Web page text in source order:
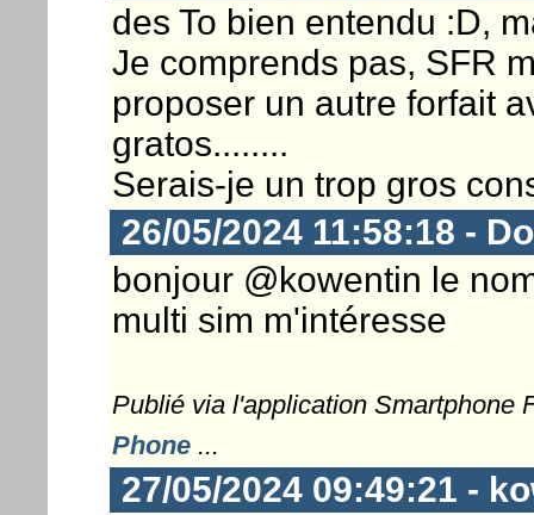
des To bien entendu :D,
Je comprends pas, SFR
proposer un autre forfait
gratos........
Serais-je un trop gros
26/05/2024 11:58:18 -
bonjour @kowentin le
multi sim m'intéresse
Publié via l'application Smartphone
Phone...
27/05/2024 09:49:21 -